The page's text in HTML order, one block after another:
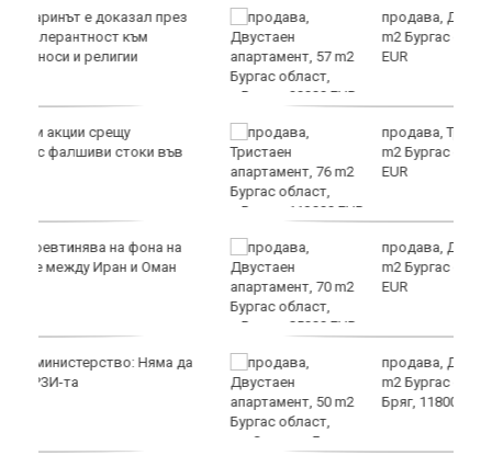
продава, Двустаен апартамент, 57
m2 Бургас област, с.Равда, 90000
продава, Тристаен апартамент, 76
m2 Бургас област, с.Равда, 113000
продава, Двустаен апартамент, 70
m2 Бургас област, с.Равда, 85000
продава, Двустаен апартамент, 50
m2 Бургас област, к.к.Слънчев
Бряг, 118000 EUR